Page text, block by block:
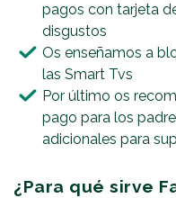
pagos con tarjeta
disgustos
Os enseñamos a
las Smart Tvs
Por último os
pago para los
adicionales para
¿Para qué sirve